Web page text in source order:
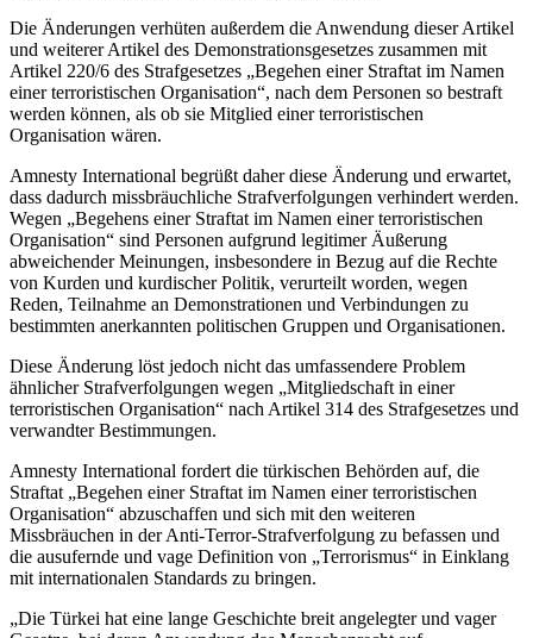
Die Änderungen verhüten außerdem die Anwendung dieser Artikel
und weiterer Artikel des Demonstrationsgesetzes zusammen mit
Artikel 220/6 des Strafgesetzes „Begehen einer Straftat im Namen
einer terroristischen Organisation“, nach dem Personen so bestraft
werden können, als ob sie Mitglied einer terroristischen
Organisation wären.
Amnesty International begrüßt daher diese Änderung und erwartet,
dass dadurch missbräuchliche Strafverfolgungen verhindert werden.
Wegen „Begehens einer Straftat im Namen einer terroristischen
Organisation“ sind Personen aufgrund legitimer Äußerung
abweichender Meinungen, insbesondere in Bezug auf die Rechte
von Kurden und kurdischer Politik, verurteilt worden, wegen
Reden, Teilnahme an Demonstrationen und Verbindungen zu
bestimmten anerkannten politischen Gruppen und Organisationen.
Diese Änderung löst jedoch nicht das umfassendere Problem
ähnlicher Strafverfolgungen wegen „Mitgliedschaft in einer
terroristischen Organisation“ nach Artikel 314 des Strafgesetzes und
verwandter Bestimmungen.
Amnesty International fordert die türkischen Behörden auf, die
Straftat „Begehen einer Straftat im Namen einer terroristischen
Organisation“ abzuschaffen und sich mit den weiteren
Missbräuchen in der Anti-Terror-Strafverfolgung zu befassen und
die ausufernde und vage Definition von „Terrorismus“ in Einklang
mit internationalen Standards zu bringen.
„Die Türkei hat eine lange Geschichte breit angelegter und vager